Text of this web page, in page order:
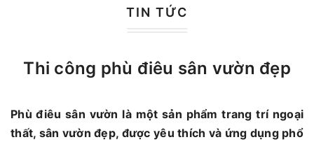
TIN TỨC
Thi công phù điêu sân vườn đẹp
Phù điêu sân vườn là một sản phẩm trang trí ngoại
thất, sân vườn đẹp, được yêu thích và ứng dụng phổ